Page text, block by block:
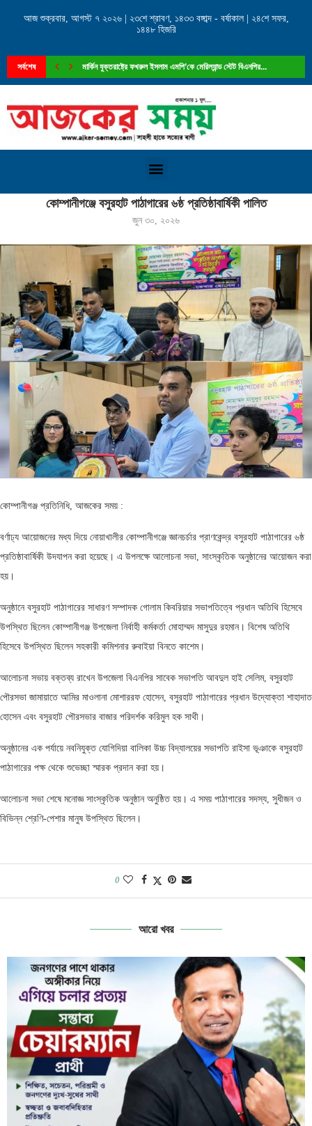
আজ শুক্রবার, আগস্ট ৭ ২০২৬ | ২৩শে শ্রাবণ, ১৪৩৩ বঙ্গাব্দ - বর্ষাকাল | ২৪শে সফর,
১৪৪৮ হিজরি
সর্বশেষ মার্কিন যুক্তরাষ্ট্রে ফখরুল ইসলাম এমপি’কে মেরিল্যান্ড স্টেট বিএনপির...
কোম্পানীগঞ্জে বসুরহাট পাঠাগারের ৬ষ্ঠ প্রতিষ্ঠাবার্ষিকী পালিত
কোম্পানীগঞ্জে বসুরহাট পাঠাগারের ৬ষ্ঠ প্রতিষ্ঠাবার্ষিকী পালিত
জুন ৩০, ২০২৬
কোম্পানীগঞ্জ প্রতিনিধি, আজকের সময় :
বর্ণাঢ্য আয়োজনের মধ্য দিয়ে নোয়াখালীর কোম্পানীগঞ্জে জ্ঞানচর্চার প্রাণকেন্দ্র বসুরহাট পাঠাগারের ৬ষ্ঠ
প্রতিষ্ঠাবার্ষিকী উদযাপন করা হয়েছে। এ উপলক্ষে আলোচনা সভা, সাংস্কৃতিক অনুষ্ঠানের আয়োজন করা
হয়।
অনুষ্ঠানে বসুরহাট পাঠাগারের সাধারণ সম্পাদক গোলাম কিবরিয়ার সভাপতিত্বে প্রধান অতিথি হিসেবে
উপস্থিত ছিলেন কোম্পানীগঞ্জ উপজেলা নির্বাহী কর্মকর্তা মোহাম্মদ মাসুদুর রহমান। বিশেষ অতিথি
হিসেবে উপস্থিত ছিলেন সহকারী কমিশনার রুবাইয়া বিনতে কাশেম।
আলোচনা সভায় বক্তব্য রাখেন উপজেলা বিএনপির সাবেক সভাপতি আবদুল হাই সেলিম, বসুরহাট
পৌরসভা জামায়াতে আমির মাওলানা মোশাররফ হোসেন, বসুরহাট পাঠাগারের প্রধান উদ্যোক্তা শাহাদাত
হোসেন এবং বসুরহাট পৌরসভার বাজার পরিদর্শক করিমুল হক সাথী।
অনুষ্ঠানের এক পর্যায়ে নবনিযুক্ত যোগিদিয়া বালিকা উচ্চ বিদ্যালয়ের সভাপতি রাইসা ভূঞাকে বসুরহাট
পাঠাগারের পক্ষ থেকে শুভেচ্ছা স্মারক প্রদান করা হয়।
আলোচনা সভা শেষে মনোজ্ঞ সাংস্কৃতিক অনুষ্ঠান অনুষ্ঠিত হয়। এ সময় পাঠাগারের সদস্য, সুধীজন ও
বিভিন্ন শ্রেণি-পেশার মানুষ উপস্থিত ছিলেন।
0
আরো খবর